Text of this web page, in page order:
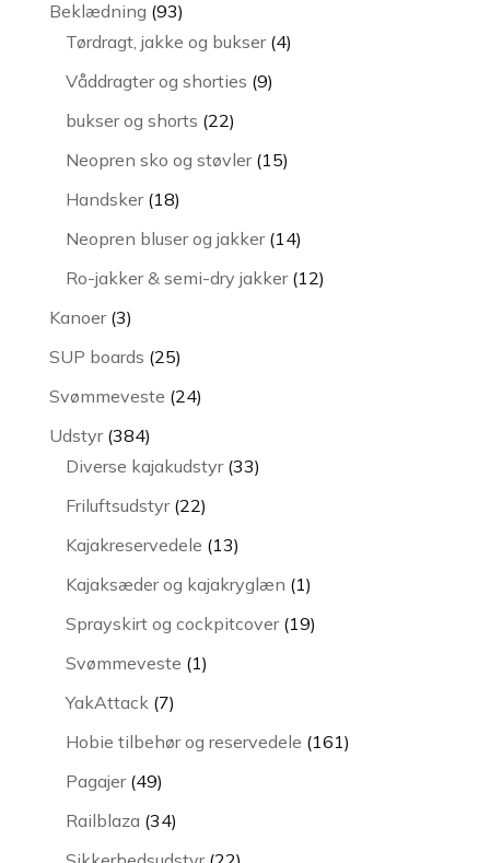
Beklædning 9393
varer
Tørdragt, jakke og bukser 44
Våddragter og shorties 99
bukser og shorts 2222
varer
Neopren sko og støvler 1515
Handsker 1818
Neopren bluser og jakker 1414
varer
Ro-jakker & semi-dry jakker 1212
Kanoer 33
varer
SUP boards 2525
varer
Svømmeveste 2424
Udstyr 384384
varer
Diverse kajakudstyr 3333
Friluftsudstyr 2222
varer
Kajakreservedele 1313
varer
Kajaksæder og kajakryglæn 11
vare
Sprayskirt og cockpitcover 1919
Svømmeveste 11
YakAttack 77
Hobie tilbehør og reservedele 161161
Pagajer 4949
varer
Railblaza 3434
varer